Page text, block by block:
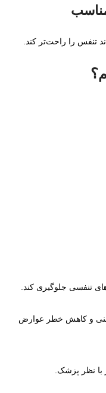
تنفس را راحت‌تر کند.
تنفسی جلوگیری کند.
و کاهش خطر عوارض
با نظر پزشک.